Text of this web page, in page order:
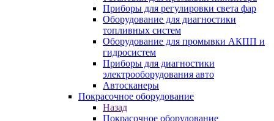
Приборы для регулировки света фар
Оборудование для диагностики
топливных систем
Оборудование для промывки АКПП и
гидросистем
Приборы для диагностики
электрооборудования авто
Автосканеры
Покрасочное оборудование
Назад
Покрасочное оборудование